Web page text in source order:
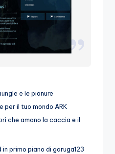
e le pianure
per il tuo mondo ARK
che amano la caccia e il
primo piano di garuga123